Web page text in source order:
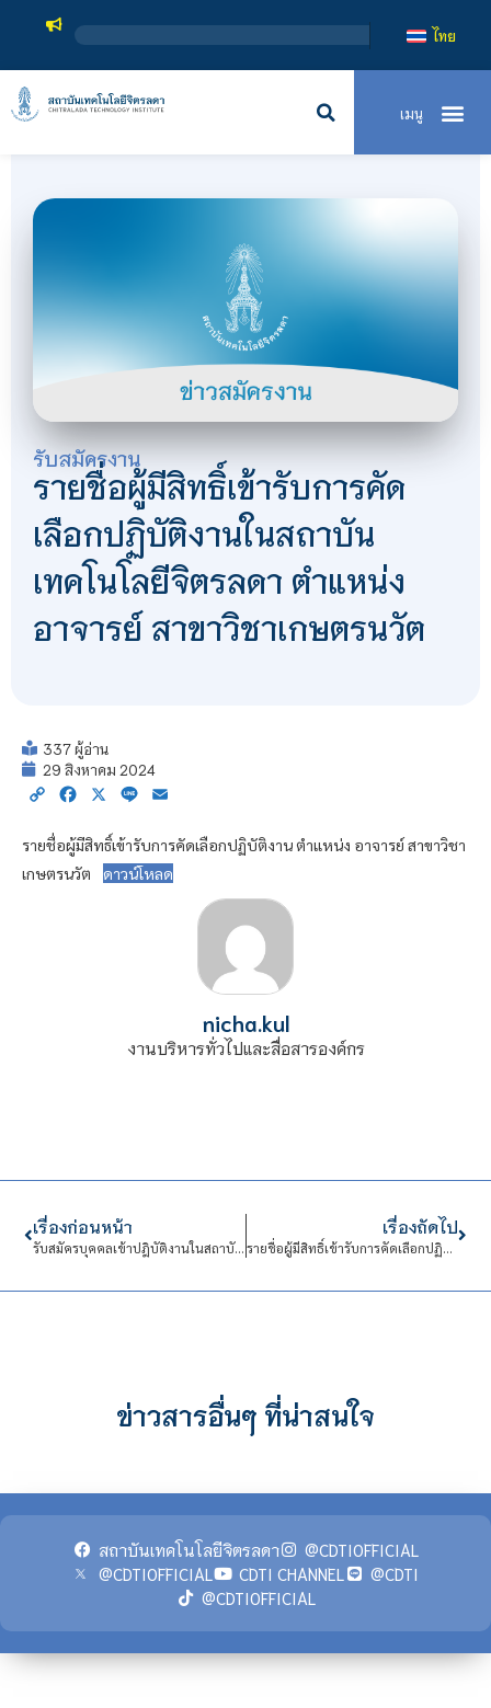
ไทย
รับสมัครงาน
รายชื่อผู้มีสิทธิ์เข้ารับการคัด
เลือกปฏิบัติงานในสถาบัน
เทคโนโลยีจิตรลดา ตำแหน่ง
อาจารย์ สาขาวิชาเกษตรนวัต
337 ผู้อ่าน
29 สิงหาคม 2024
Copy Facebook
X Line
รายชื่อผู้มีสิทธิ์เข้ารับการคัดเลือกปฏิบัติงาน ตำแหน่ง อาจารย์ สาขาวิชา
เกษตรนวัต
ดาวน์โหลด
nicha.kul
งานบริหารทั่วไปและสื่อสารองค์กร
เรื่องก่อนหน้า
รับสมัครบุคคลเข้าปฎิบัติงานในสถาบันเทคโนโลยีจิตรลดา สายสนับสนุน จำนวน 1 อัตรา ตำแหน่ง นักบริหารงานทั่วไป
เรื่องถัดไป
รายชื่อผู้มีสิทธิ์เข้ารับการคัดเลือกปฏิบัติงานในสถาบันเทคโนโลยีจิตรลดา สายสนับสนุน จำนวน ๑ อัตรา สังกัด งานบริหารทั่วไปและสื่อสารองค์กร
ข่าวสารอื่นๆ ที่น่าสนใจ
สถาบันเทคโนโลยีจิตรลดา
@CDTIOFFICIAL
@CDTIOFFICIAL
CDTI CHANNEL
@CDTI
@CDTIOFFICIAL